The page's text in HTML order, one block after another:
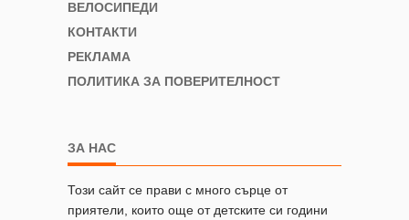
ВЕЛОСИПЕДИ
КОНТАКТИ
РЕКЛАМА
ПОЛИТИКА ЗА ПОВЕРИТЕЛНОСТ
ЗА НАС
Този сайт се прави с много сърце от
приятели, които още от детските си години